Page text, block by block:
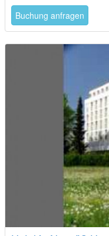
Buchung anfragen